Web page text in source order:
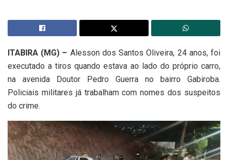
ITABIRA (MG) – Alesson dos Santos Oliveira, 24 anos, foi
executado a tiros quando estava ao lado do próprio carro,
na avenida Doutor Pedro Guerra no bairro Gabiroba.
Policiais militares já trabalham com nomes dos suspeitos
do crime.